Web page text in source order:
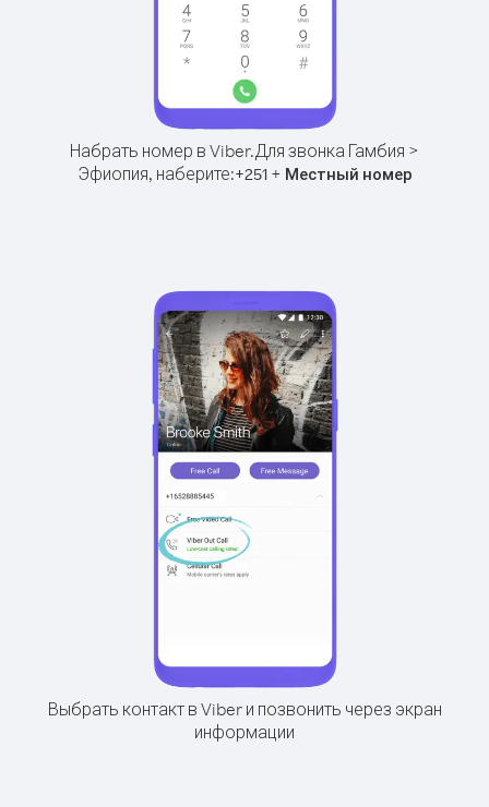
Набрать номер в Viber.Для звонка Гамбия >
Эфиопия, наберите:+251+ Местный номер
Выбрать контакт в Viber и позвонить через экран
информации